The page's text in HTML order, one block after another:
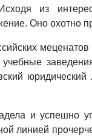
из
Оно охотно
и успешно
линией